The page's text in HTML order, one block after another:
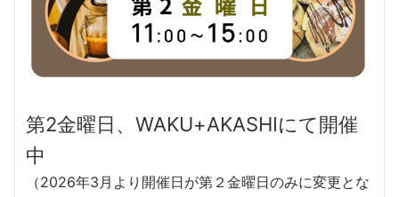
第2金曜日、WAKU+AKASHIにて開催
中
（2026年3月より開催日が第２金曜日のみに変更とな